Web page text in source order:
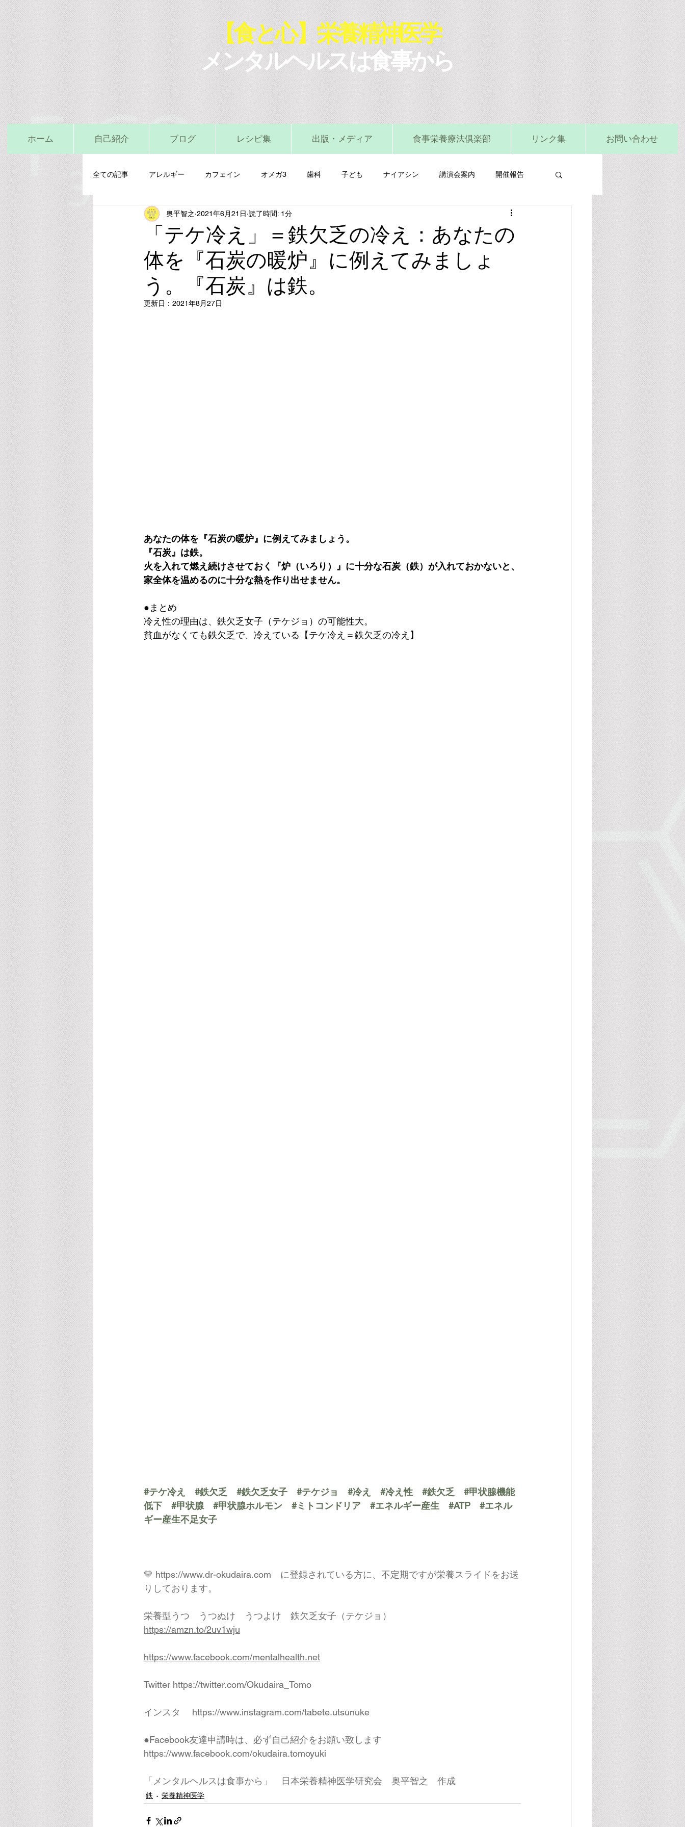
【食と心】栄養精神医学
メンタルヘルスは食事から
ホーム 自己紹介 ブログ レシピ集 出版・メディア 食事栄養療法倶楽部 リンク集 お問い合わせ
全ての記事 アレルギー カフェイン オメガ3 歯科 子ども ナイアシン 講演会案内 開催報告
栄養精神医学 鉄 亜鉛 マグネシウム
ビタミンE オキシトシン 血液栄養解析 漢方・鍼灸 食事・美容・レシピ 皮膚・腸管・グルテン・カゼイン
スポーツ・運動・睡眠 リラクゼーション 心理学
「テケ冷え」＝鉄欠乏の冷え：あなたの
体を『石炭の暖炉』に例えてみましょ
う。『石炭』は鉄。
奥平智之 2021年6月21日 読了時間: 1分
更新日： 2021年8月27日
あなたの体を『石炭の暖炉』に例えてみましょう。
『石炭』は鉄。
火を入れて燃え続けさせておく『炉（いろり）』に十分な石炭（鉄）が入れておかないと、
家全体を温めるのに十分な熱を作り出せません。
●まとめ
冷え性の理由は、鉄欠乏女子（テケジョ）の可能性大。
貧血がなくても鉄欠乏で、冷えている【テケ冷え＝鉄欠乏の冷え】
#テケ冷え #鉄欠乏 #鉄欠乏女子 #テケジョ #冷え #冷え性 #鉄欠乏
#甲状腺機能
低下
#甲状腺 #甲状腺ホルモン #ミトコンドリア #エネルギー産生 #ATP
#エネル
ギー産生不足女子
💛 https://www.dr-okudaira.com に登録されている方に、不定期ですが栄養スライドをお送
りしております。
栄養型うつ　うつぬけ　うつよけ　鉄欠乏女子（テケジョ）
https://amzn.to/2uv1wju
https://www.facebook.com/mentalhealth.net
Twitter https://twitter.com/Okudaira_Tomo
インスタ https://www.instagram.com/tabete.utsunuke
●Facebook友達申請時は、必ず自己紹介をお願い致します
https://www.facebook.com/okudaira.tomoyuki
「メンタルヘルスは食事から」　日本栄養精神医学研究会　奥平智之　作成
鉄 栄養精神医学